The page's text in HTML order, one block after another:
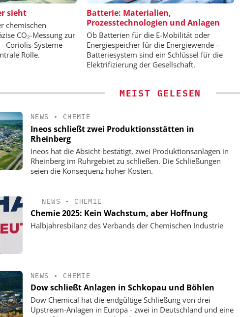
sieht
chemischen
CO₂-Messung zur
Coriolis-Systeme
Rolle.
Batterie: Materialien,
Prozesstechnologien und Anlagen
Ob Batterien für die E-Mobilität oder
Energiespeicher für die Energiewende –
Batteriesystem sind ein Schlüssel für die
Elektrifizierung der Gesellschaft.
SCHMIDT GMBH
vom Labor bis zur
Produktion
SAS INSTITUTE GMBH / JMP
SOFTWARE
Visualisierung von Daten für
wissenschaftliche Erkenntnisse
MEIST GELESEN
NEWS • CHEMIE
Ineos schließt zwei Produktionsstätten in
Rheinberg
Ineos hat die Absicht bestätigt, zwei Produktionsanlagen in
Rheinberg im Ruhrgebiet zu schließen. Die Schließungen
seien die Konsequenz hoher Kosten.
NEWS • CHEMIE
Chemie 2025: Kein Wachstum, aber Hoffnung
Halbjahresbilanz des Verbands der Chemischen Industrie
NEWS • CHEMIE
Dow schließt Anlagen in Schkopau und Böhlen
Dow Chemical hat die endgültige Schließung von drei
Upstream-Anlagen in Europa - zwei in Deutschland und eine